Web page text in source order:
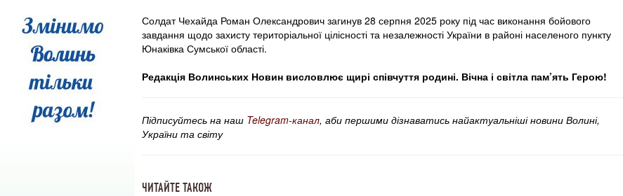
Солдат Чехайда Роман Олександрович загинув 28 серпня 2025 року під час виконання бойового
завдання щодо захисту територіальної цілісності та незалежності України в районі населеного пункту
Юнаківка Сумської області.
Редакція Волинських Новин висловлює щирі співчуття родині. Вічна і світла пам’ять Герою!
Підписуйтесь на наш Telegram-канал, аби першими дізнаватись найактуальніші новини Волині,
України та світу
ЧИТАЙТЕ ТАКОЖ